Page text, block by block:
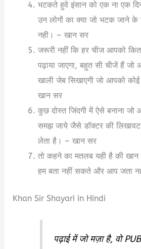
भटकते हुवे इंसान को एक ना एक
उन लोगों का क्या जो भटक जाने के
नही। – खान सर
जरूरी नहीं कि हर चीज आपको
पढ़ाया जाएगा, बहुत सी चीजें हैं
खाली जेब सिखाएगी जो आपको कोई
खान सर
कुछ दोस्त जिंदगी में ऐसे बनाना जो
समझ जाये जैसे डॉक्टर की लिखावट
लेता है। – खान सर
तो कहने का मतलब यही है की
हम बता नहीं सकते और आप जता
Khan Sir Shayari in Hindi
पढ़ाई में जो मज़ा है, वो